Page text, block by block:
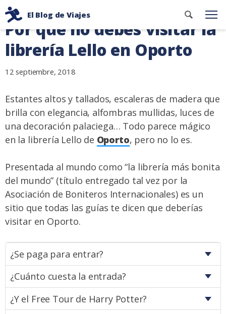
contenido
El Blog de Viajes
Consejos
de
viaje
de
mochileros
Buscar
Por qué no debes visitar la
librería Lello en Oporto
12 septiembre, 2018
Estantes altos y tallados, escaleras de madera que
brilla con elegancia, alfombras mullidas, luces de
una decoración palaciega… Todo parece mágico
en la librería Lello de Oporto, pero no lo es.
Presentada al mundo como “la librería más bonita
del mundo” (título entregado tal vez por la
Asociación de Boniteros Internacionales) es un
sitio que todas las guías te dicen que deberías
visitar en Oporto.
¿Se paga para entrar?
¿Cuánto cuesta la entrada?
¿Y el Free Tour de Harry Potter?